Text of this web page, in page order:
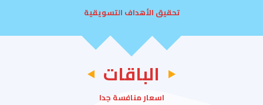
تحقيق الأهداف التسويقية
الباقات
اسعار منافسة جدا